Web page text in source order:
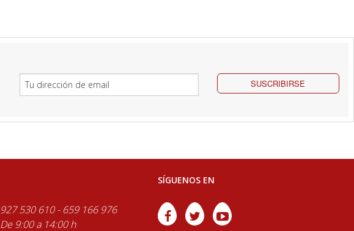
SUSCRIBIRSE
927 530 610 - 659 166 976
De 9:00 a 14:00 h
SÍGUENOS EN